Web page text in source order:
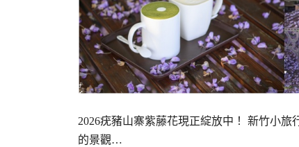
2026疣豬山寨紫藤花現正綻放中！ 新竹小
的景觀…